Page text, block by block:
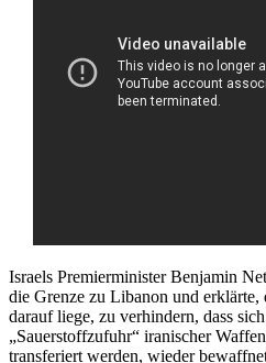
Israels Premierminister Benjamin
die Grenze zu Libanon und erklärte,
darauf liege, zu verhindern, dass
„Sauerstoffzufuhr“ iranischer
transferiert werden, wieder